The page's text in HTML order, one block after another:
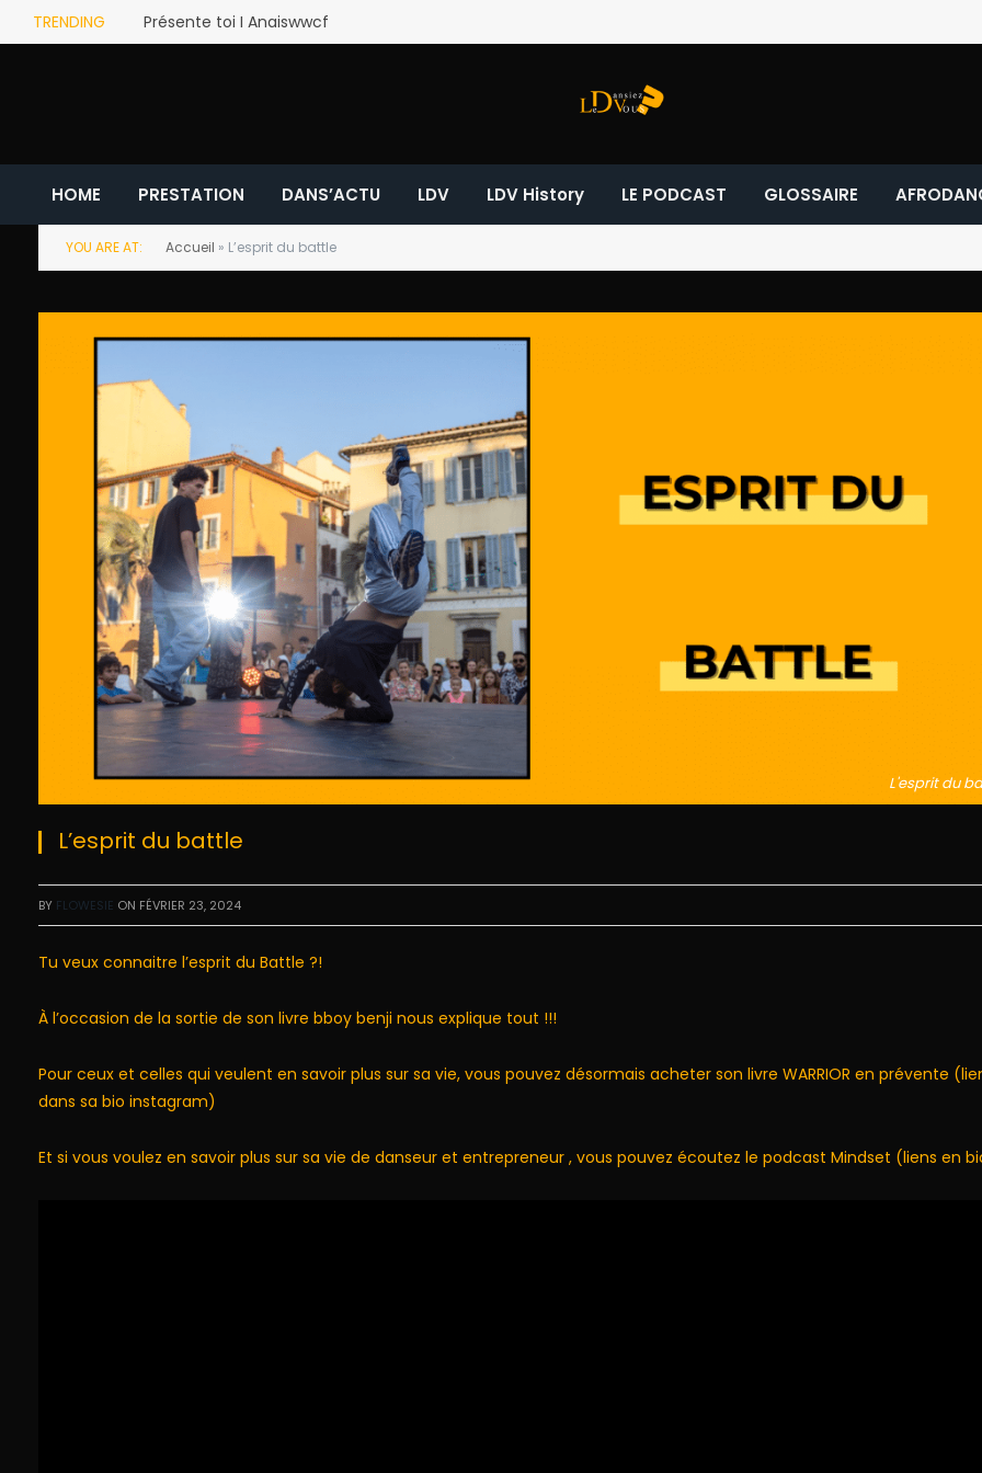
TRENDING Présente toi I Anaiswwcf
HOME PRESTATION DANS’ACTU LDV LDV History LE PODCAST GLOSSAIRE
YOU ARE AT: Accueil » L’esprit du battle
L'esprit du
L’esprit du battle
BY FLOWESIE ON FÉVRIER 23, 2024
Tu veux connaitre l’esprit du Battle ?!
À l’occasion de la sortie de son livre bboy benji nous explique tout !!!
Pour ceux et celles qui veulent en savoir plus sur sa vie, vous pouvez désormais acheter son livre WARRIOR en prévente
dans sa bio instagram)
Et si vous voulez en savoir plus sur sa vie de danseur et entrepreneur , vous pouvez écoutez le podcast Mindset (liens en